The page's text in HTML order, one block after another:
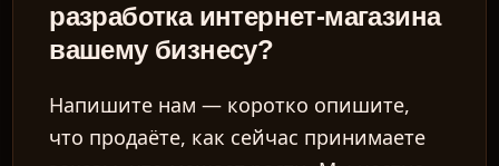
разработка интернет-магазина
вашему бизнесу?
Напишите нам — коротко опишите,
что продаёте, как сейчас принимаете